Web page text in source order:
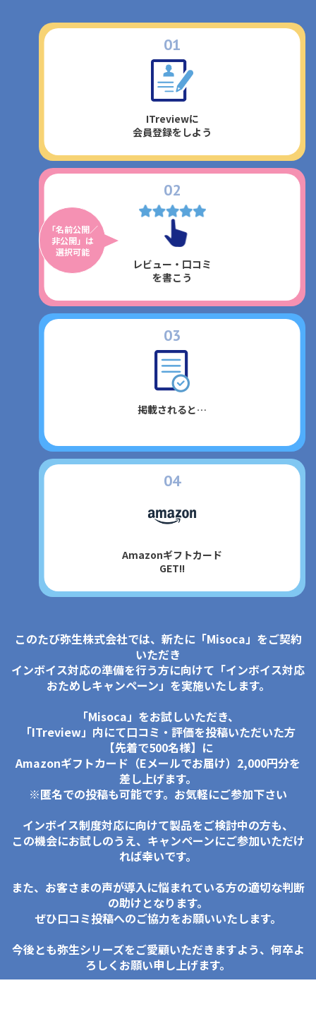
1
ITreviewに
会員登録をしよう
2
「名前公開／
非公開」は
選択可能
レビュー・口コミ
を書こう
3
掲載されると…
4
Amazonギフトカード
GET!!
このたび弥生株式会社では、新たに「Misoca」をご契約
いただき
インボイス対応の準備を行う方に向けて「インボイス対応
おためしキャンペーン」を実施いたします。
「Misoca」をお試しいただき、
「ITreview」内にて口コミ・評価を投稿いただいた方
【先着で500名様】に
Amazonギフトカード（Eメールでお届け）2,000円分を
差し上げます。
※匿名での投稿も可能です。お気軽にご参加下さい
インボイス制度対応に向けて製品をご検討中の方も、
この機会にお試しのうえ、キャンペーンにご参加いただけ
れば幸いです。
また、お客さまの声が導入に悩まれている方の適切な判断
の助けとなります。
ぜひ口コミ投稿へのご協力をお願いいたします。
今後とも弥生シリーズをご愛顧いただきますよう、何卒よ